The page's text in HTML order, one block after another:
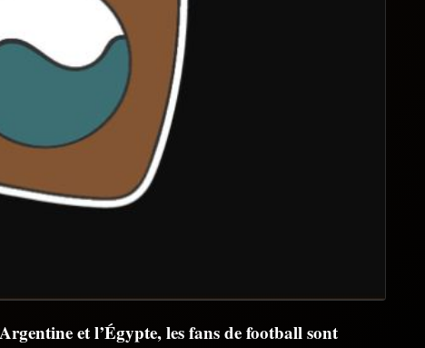
et l’Égypte, les fans de football sont